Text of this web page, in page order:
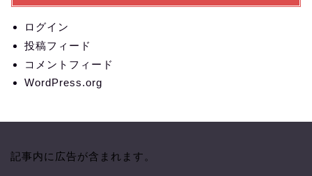
ログイン
投稿フィード
コメントフィード
WordPress.org
記事内に広告が含まれます。